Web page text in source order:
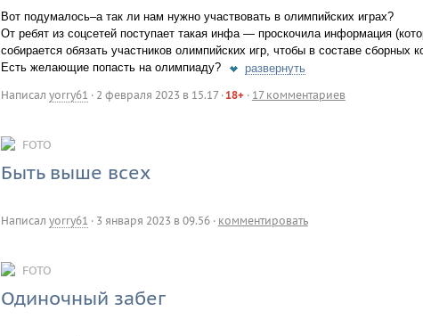
Вот подумалось–а так ли нам нужно участвовать в олимпийских играх?
От ребят из соцсетей поступает такая инфа — проскочила информация
собирается обязать участников олимпийских игр, чтобы в составе
Есть желающие попасть на олимпиаду?
развернуть
Написал yorry61 · 2 февраля 2023 в 15.17· 18+· 17 комментариев
FOTO
Быть выше всех
Написал yorry61 · 3 января 2023 в 09.56· комментировать
FOTO
Одиночный забег